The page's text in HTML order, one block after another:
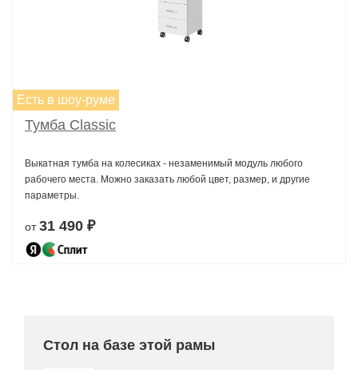
Есть в шоу-руме
Тумба Classic
Выкатная тумба на колесиках - незаменимый модуль любого
рабочего места. Можно заказать любой цвет, размер, и другие
параметры.
от31 490 ₽
Стол на базе этой рамы